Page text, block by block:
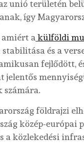
unió területén
így
amiért akülföldi
és a
fejlődött,
jelentős
földrajzi
közép-
a közlekedési